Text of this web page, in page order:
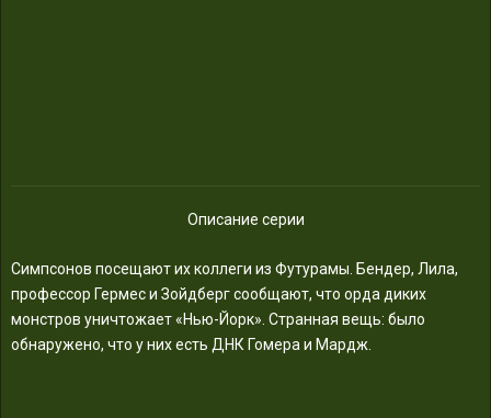
Описание серии
Симпсонов посещают их коллеги из Футурамы. Бендер, Лила,
профессор Гермес и Зойдберг сообщают, что орда диких
монстров уничтожает «Нью-Йорк». Странная вещь: было
обнаружено, что у них есть ДНК Гомера и Мардж.